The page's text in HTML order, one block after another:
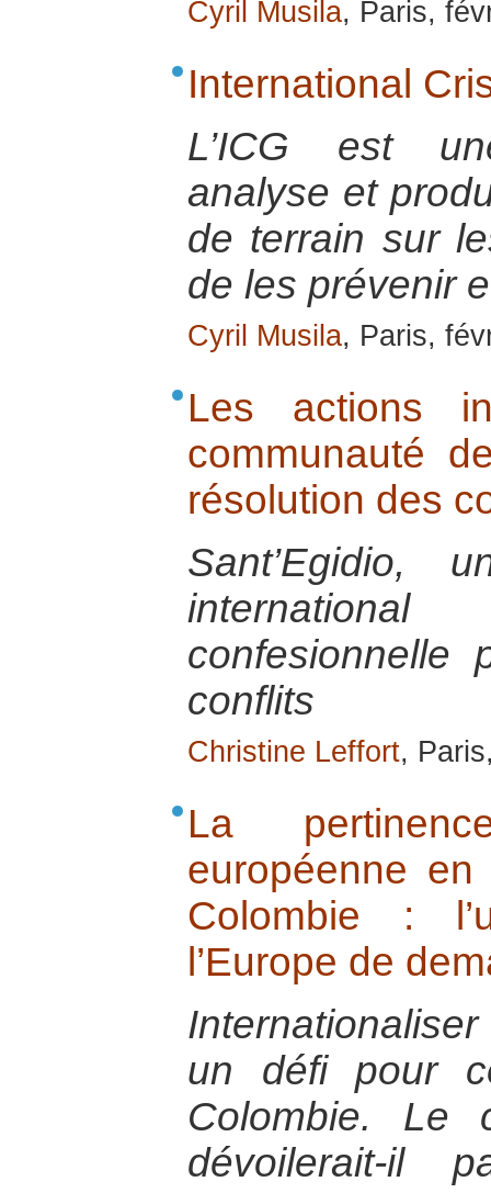
Cyril Musila, Paris,
International
L’ICG est
analyse et
de terrain sur
de les prévenir
Cyril Musila, Paris,
Les actions
communauté
résolution des
Sant’Egidio,
confesionnelle
conflits
Christine Leffort,
La
européenne
Colombie :
l’Europe de
un défi pour
Colombie. Le
dévoilerait-il